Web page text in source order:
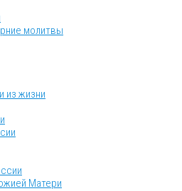
молитвы
из жизни
Матери